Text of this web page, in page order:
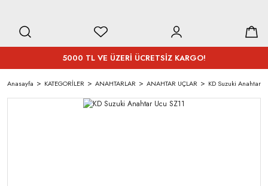
5000 TL VE ÜZERİ ÜCRETSİZ KARGO!
Anasayfa KATEGORİLER ANAHTARLAR ANAHTAR UÇLAR KD Suzuki Anahtar